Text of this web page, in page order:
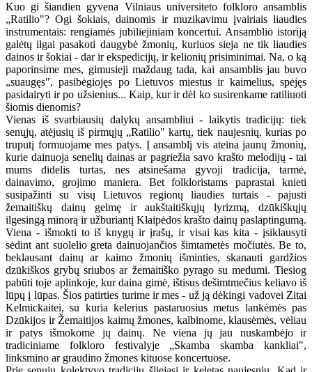
Kuo gi šiandien gyvena Vilniaus universiteto folkloro ansamblis
„Ratilio"? Ogi šokiais, dainomis ir muzikavimu įvairiais liaudies
instrumentais: rengiamės jubiliejiniam koncertui. Ansamblio istoriją
galėtų ilgai pasakoti daugybė žmonių, kuriuos sieja ne tik liaudies
dainos ir šokiai - dar ir ekspedicijų, ir kelionių prisiminimai. Na, o ką
paporinsime mes, gimusieji maždaug tada, kai ansamblis jau buvo
„suaugęs", pasibėgiojęs po Lietuvos miestus ir kaimelius, spėjęs
pasidairyti ir po užsienius... Kaip, kur ir dėl ko susirenkame ratiliuoti
šiomis dienomis?
Vienas iš svarbiausių dalykų ansambliui - laikytis tradicijų: tiek
senųjų, atėjusių iš pirmųjų „Ratilio" kartų, tiek naujesnių, kurias po
truputį formuojame mes patys. Į ansamblį vis ateina jaunų žmonių,
kurie dainuoja senelių dainas ar pagriežia savo krašto melodijų - tai
mums didelis turtas, nes atsinešama gyvoji tradicija, tarmė,
dainavimo, grojimo maniera. Bet folkloristams paprastai knieti
susipažinti su visų Lietuvos regionų liaudies turtais - pajusti
žemaitiškų dainų gelmę ir aukštaitiškųjų lyrizmą, dzūkiškųjų
ilgesingą minorą ir užburiantį Klaipėdos krašto dainų paslaptingumą.
Viena - išmokti to iš knygų ir įrašų, ir visai kas kita - įsiklausyti
sėdint ant suolelio greta dainuojančios šimtametės močiutės. Be to,
beklausant dainų ar kaimo žmonių išminties, skanauti gardžios
dzūkiškos grybų sriubos ar žemaitiško pyrago su medumi. Tiesiog
pabūti toje aplinkoje, kur daina gimė, ištisus dešimtmečius keliavo iš
lūpų į lūpas. Šios patirties turime ir mes - už ją dėkingi vadovei Zitai
Kelmickaitei, su kuria kelerius pastaruosius metus lankėmės pas
Dzūkijos ir Žemaitijos kaimų žmones, kalbinome, klausėmės, vėliau
ir patys išmokome jų dainų. Ne viena jų jau nuskambėjo ir
tradiciniame folkloro festivalyje „Skamba skamba kankliai",
linksmino ar graudino žmones kituose koncertuose.